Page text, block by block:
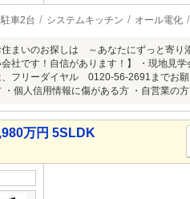
駐車2台 システムキッチン オール電化
住まいのお探しは ～あなたにずっと寄り
会社です！自信があります！】 ・現地見
、フリーダイヤル 0120-56-2691までお願
・個人信用情報に傷がある方 ・自営業の
万円 5SLDK